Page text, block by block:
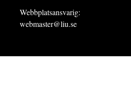
Webbplatsansvarig:
webmaster@liu.se